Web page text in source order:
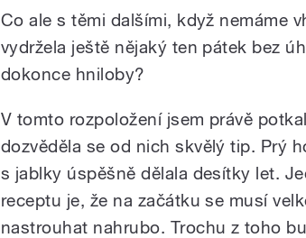
Co ale s těmi dalšími, když nemáme
vydržela ještě nějaký ten pátek bez
dokonce hniloby?
V tomto rozpoložení jsem právě
dozvěděla se od nich skvělý tip. Prý
s jablky úspěšně dělala desítky let.
receptu je, že na začátku se musí
nastrouhat nahrubo. Trochu z toho